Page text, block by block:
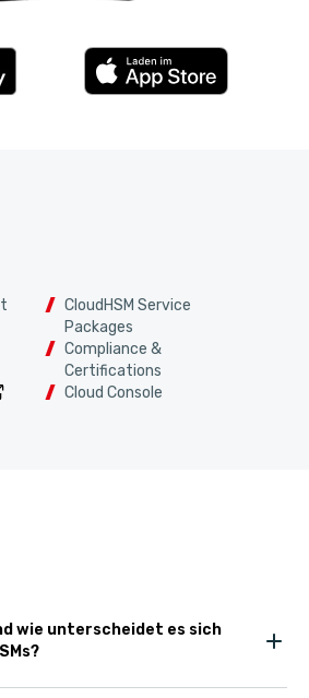
CloudHSM Service
Packages
Compliance &
Certifications
Cloud Console
wie unterscheidet es sich